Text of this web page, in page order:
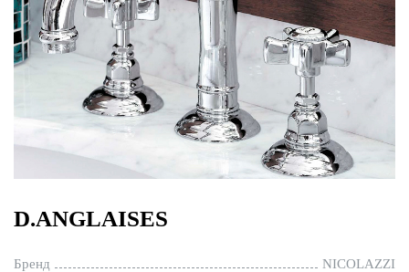
D.ANGLAISES
Бренд NICOLAZZI